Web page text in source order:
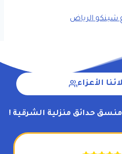
شينكو الرياض
الأعزاء
منسق حدائق منزلية الشرقية !